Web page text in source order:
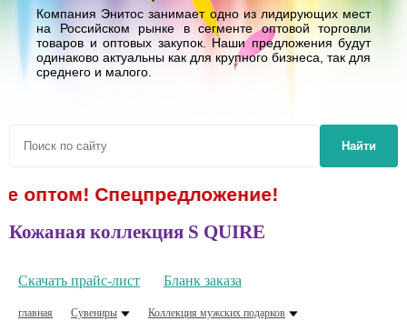
Компания Энитос занимает одно из лидирующих мест
на Российском рынке в сегменте оптовой торговли
товаров и оптовых закупок. Наши предложения будут
одинаково актуальны как для крупного бизнеса, так для
среднего и малого.
Найти
Спецпредложение!
Кожаная коллекция S QUIRE
Скачать прайс-лист Бланк заказа
главная Сувениры
Коллекция мужских подарков